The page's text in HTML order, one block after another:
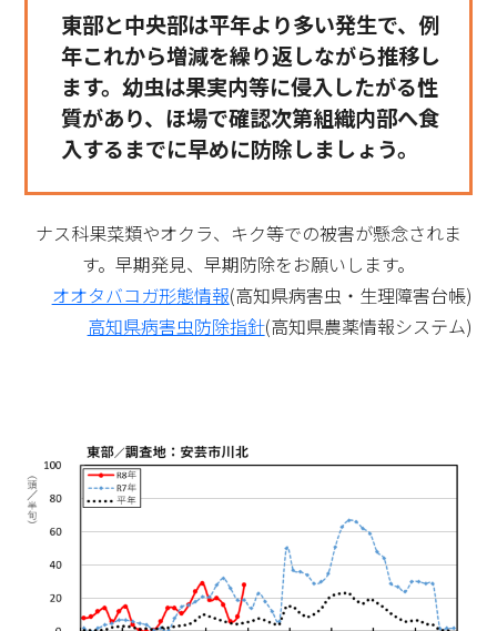
東部と中央部は平年より多い発生で、例
年これから増減を繰り返しながら推移し
ます。幼虫は果実内等に侵入したがる性
質があり、ほ場で確認次第組織内部へ食
入するまでに早めに防除しましょう。
ナス科果菜類やオクラ、キク等での被害が懸念されま
す。早期発見、早期防除をお願いします。
オオタバコガ形態情報(高知県病害虫・生理障害台帳)
高知県病害虫防除指針(高知県農薬情報システム)